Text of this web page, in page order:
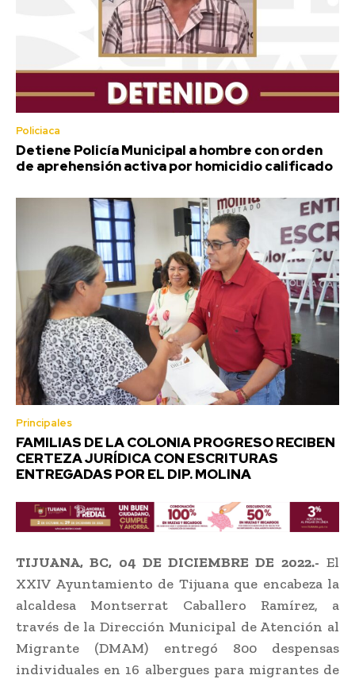
Policiaca
Detiene Policía Municipal a hombre con orden
de aprehensión activa por homicidio calificado
Principales
FAMILIAS DE LA COLONIA PROGRESO RECIBEN
CERTEZA JURÍDICA CON ESCRITURAS
ENTREGADAS POR EL DIP. MOLINA
TIJUANA, BC, 04 DE DICIEMBRE DE 2022.- El
XXIV Ayuntamiento de Tijuana que encabeza la
alcaldesa Montserrat Caballero Ramírez, a
través de la Dirección Municipal de Atención al
Migrante (DMAM) entregó 800 despensas
individuales en 16 albergues para migrantes de